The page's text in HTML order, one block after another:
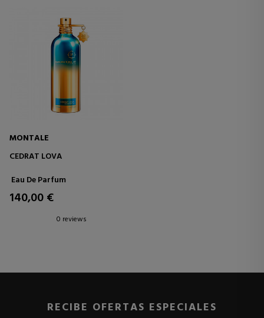
MONTALE
CEDRAT LOVA
Eau De Parfum
140,00 €
0 reviews
RECIBE OFERTAS ESPECIALES